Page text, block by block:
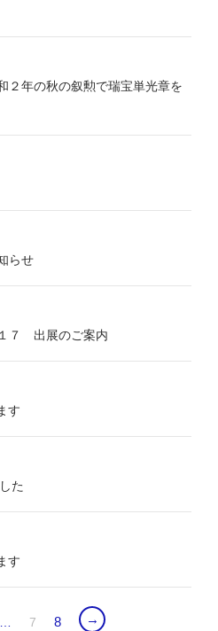
２年の秋の叙勲で瑞宝単光章を
らせ
７ 出展のご案内
す
た
す
… 7 8 →